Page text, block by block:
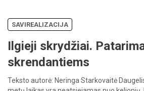
SAVIREALIZACIJA
Ilgieji skrydžiai.
skrendantiems
Teksto autorė: Neringa Starkovaitė